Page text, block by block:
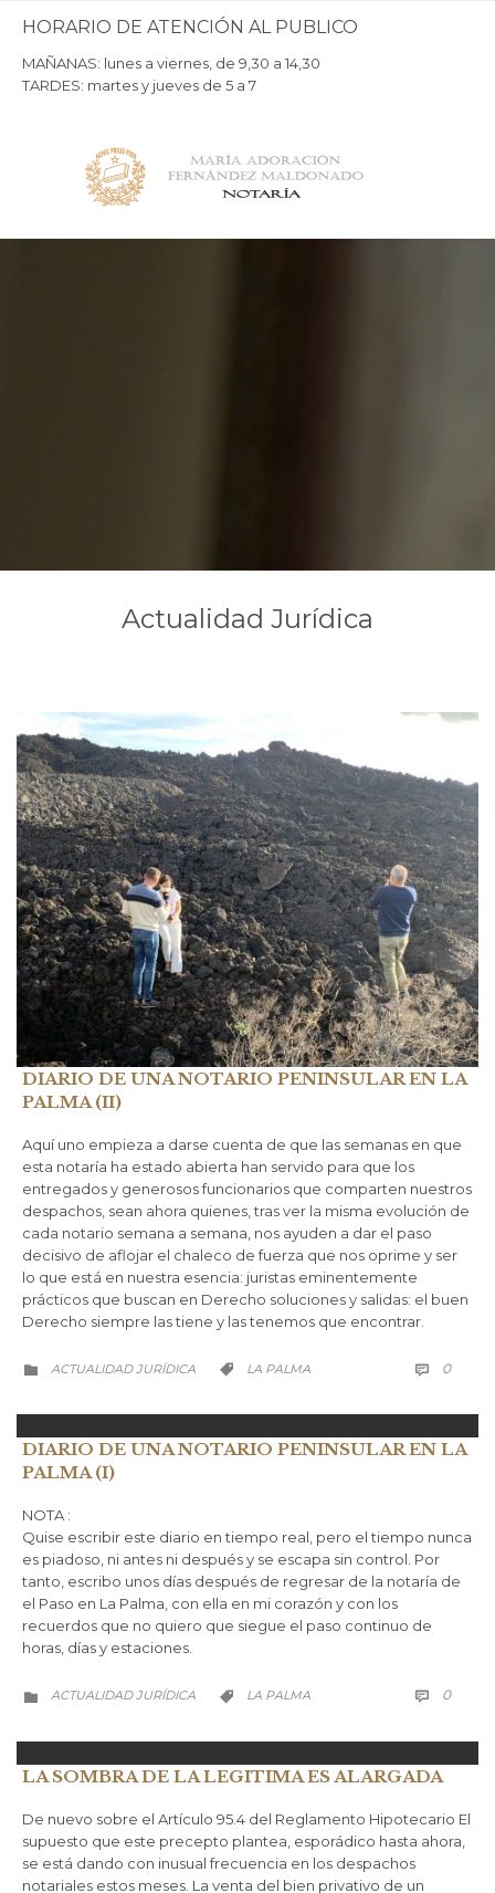
HORARIO DE ATENCIÓN AL PUBLICO
MAÑANAS: lunes a viernes, de 9,30 a 14,30
TARDES: martes y jueves de 5 a 7
Actualidad Jurídica
DIARIO DE UNA NOTARIO PENINSULAR EN LA
PALMA (II)
Aquí uno empieza a darse cuenta de que las semanas en que
esta notaría ha estado abierta han servido para que los
entregados y generosos funcionarios que comparten nuestros
despachos, sean ahora quienes, tras ver la misma evolución de
cada notario semana a semana, nos ayuden a dar el paso
decisivo de aflojar el chaleco de fuerza que nos oprime y ser
lo que está en nuestra esencia: juristas eminentemente
prácticos que buscan en Derecho soluciones y salidas: el buen
Derecho siempre las tiene y las tenemos que encontrar.
 CATEGORÍA
ACTUALIDAD JURÍDICA  CATEGORÍA
LA PALMA  0
DIARIO DE UNA NOTARIO PENINSULAR EN LA
PALMA (I)
NOTA :
Quise escribir este diario en tiempo real, pero el tiempo nunca
es piadoso, ni antes ni después y se escapa sin control. Por
tanto, escribo unos días después de regresar de la notaría de
el Paso en La Palma, con ella en mi corazón y con los
recuerdos que no quiero que siegue el paso continuo de
horas, días y estaciones.
 CATEGORÍA
ACTUALIDAD JURÍDICA  CATEGORÍA
LA PALMA  0
LA SOMBRA DE LA LEGITIMA ES ALARGADA
De nuevo sobre el Artículo 95.4 del Reglamento Hipotecario El
supuesto que este precepto plantea, esporádico hasta ahora,
se está dando con inusual frecuencia en los despachos
notariales estos meses. La venta del bien privativo de un